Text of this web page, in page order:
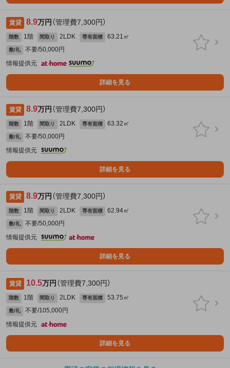
賃貸 8.9万円 （管理費7,300円）
階数 1階 間取り 2LDK 専有面積 63.21㎡
敷/礼
不要/50,000円
情報提供元
詳細を見る
賃貸 8.9万円 （管理費7,300円）
階数 1階 間取り 2LDK 専有面積 63.32㎡
敷/礼
不要/50,000円
情報提供元
詳細を見る
賃貸 8.9万円 （管理費7,300円）
階数 1階 間取り 2LDK 専有面積 62.94㎡
敷/礼
不要/50,000円
情報提供元
詳細を見る
賃貸 10.5万円 （管理費7,300円）
階数 1階 間取り 2LDK 専有面積 53.75㎡
敷/礼
不要/105,000円
情報提供元
詳細を見る